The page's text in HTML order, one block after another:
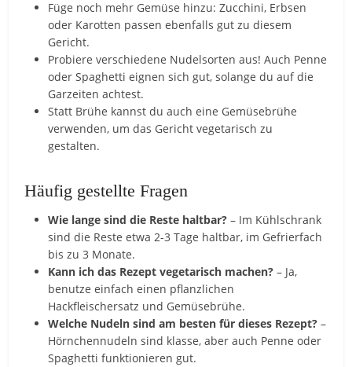
Füge noch mehr Gemüse hinzu: Zucchini, Erbsen
oder Karotten passen ebenfalls gut zu diesem
Gericht.
Probiere verschiedene Nudelsorten aus! Auch Penne
oder Spaghetti eignen sich gut, solange du auf die
Garzeiten achtest.
Statt Brühe kannst du auch eine Gemüsebrühe
verwenden, um das Gericht vegetarisch zu
gestalten.
Häufig gestellte Fragen
Wie lange sind die Reste haltbar? – Im Kühlschrank
sind die Reste etwa 2-3 Tage haltbar, im Gefrierfach
bis zu 3 Monate.
Kann ich das Rezept vegetarisch machen? – Ja,
benutze einfach einen pflanzlichen
Hackfleischersatz und Gemüsebrühe.
Welche Nudeln sind am besten für dieses Rezept? –
Hörnchennudeln sind klasse, aber auch Penne oder
Spaghetti funktionieren gut.